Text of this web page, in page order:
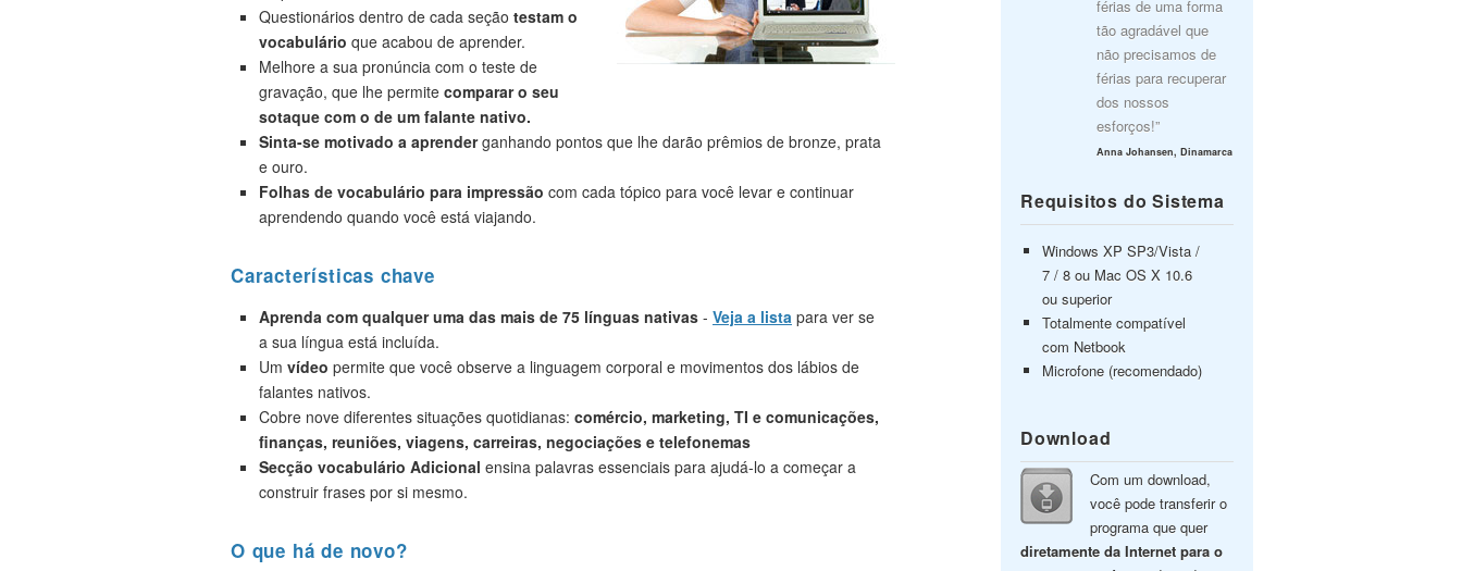
Questionários dentro de cada seção testam o
vocabulário que acabou de aprender.
Melhore a sua pronúncia com o teste de
gravação, que lhe permite comparar o seu
sotaque com o de um falante nativo.
Sinta-se motivado a aprenderganhando pontos que lhe darão prêmios de bronze, prata
e ouro.
Folhas de vocabulário para impressão com cada tópico para você levar e continuar
aprendendo quando você está viajando.
Características chave
Aprenda com qualquer uma das mais de 75 línguas nativas - Veja a lista para ver se
a sua língua está incluída.
Um vídeo permite que você observe a linguagem corporal e movimentos dos lábios de
falantes nativos.
Cobre nove diferentes situações quotidianas: comércio, marketing, TI e comunicações,
finanças, reuniões, viagens, carreiras, negociações e telefonemas
Secção vocabulário Adicional ensina palavras essenciais para ajudá-lo a começar a
construir frases por si mesmo.
O que há de novo?
férias de uma forma
tão agradável que
não precisamos de
férias para recuperar
dos nossos
esforços!”
Anna Johansen, Dinamarca
Requisitos do Sistema
Windows XP SP3/Vista /
7 / 8 ou Mac OS X 10.6
ou superior
Totalmente compatível
com Netbook
Microfone (recomendado)
Download
Com um download,
você pode transferir o
programa que quer
diretamente da Internet para o